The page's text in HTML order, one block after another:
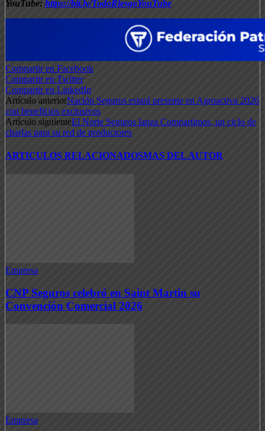
YouTube: https://bit.ly/TodoRiesgoYouTube
Compartir en Facebook
Compartir en Twitter
Compartir en LinkedIn
Artículo anteriorNación Seguros estará presente en Agroactiva 2026
con beneficios exclusivos
Artículo siguienteEl Norte Seguros lanza Compartimos, un ciclo de
charlas para su red de productores
ARTICULOS RELACIONADOSMAS DEL AUTOR
Empresa
CNP Seguros celebró en Saint Martin su
Convención Comercial 2026
Empresa